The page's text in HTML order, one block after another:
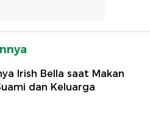
Irish Bella saat Makan
dan Keluarga